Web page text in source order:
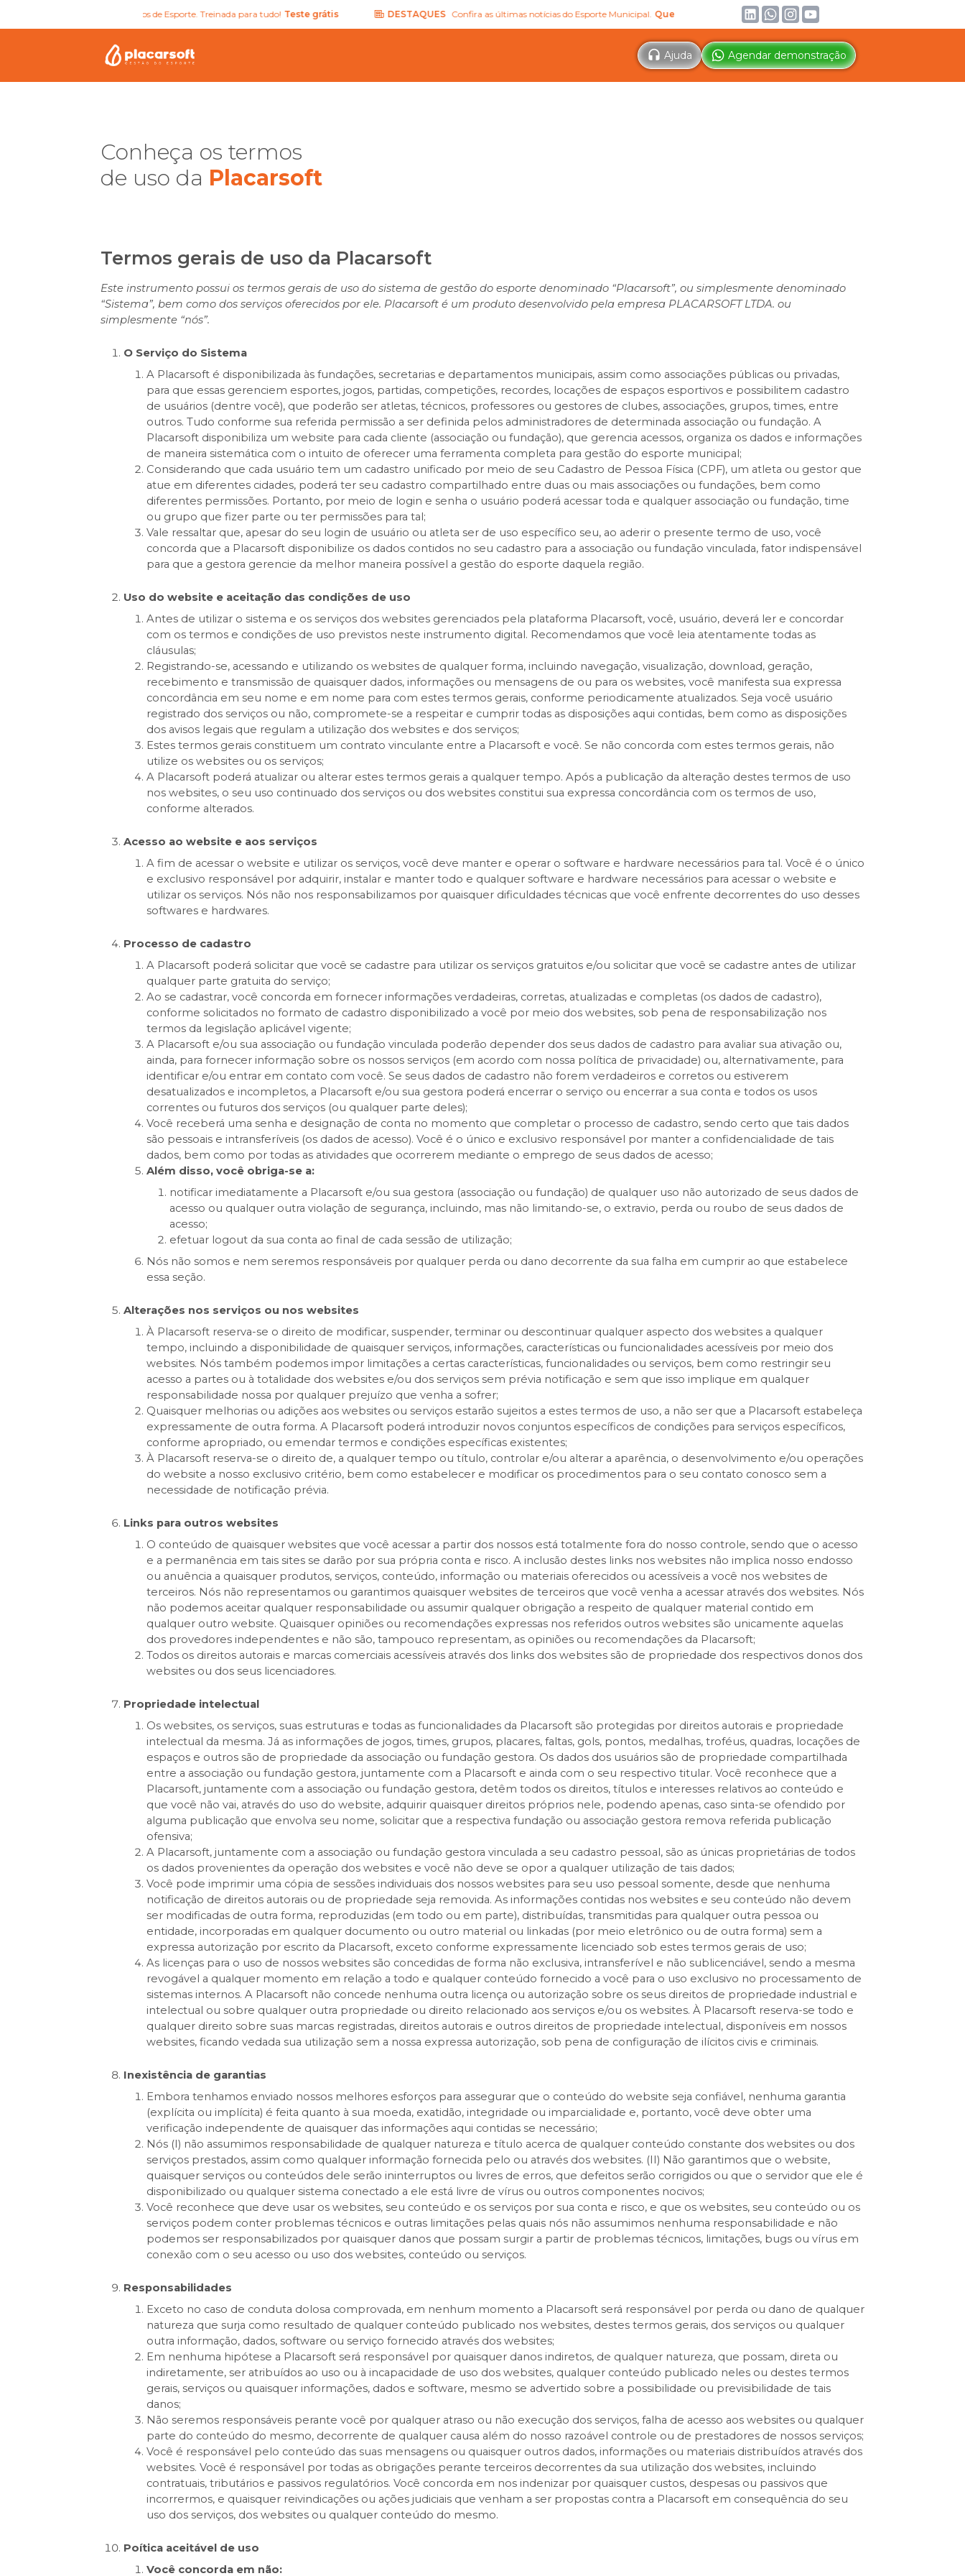
IA gratuita para Secretários de Esporte. Treinada para tudo! Teste grátis DESTAQUES Confira as últimas notícias do Esporte Municipal. Quero ler! Conheça a IA gratuita para Secretários de Esporte.
Ajuda Agendar demonstração
Conheça os termos
de uso da Placarsoft
Termos gerais de uso da Placarsoft
Este instrumento possui os termos gerais de uso do sistema de gestão do esporte denominado “Placarsoft”, ou simplesmente denominado
“Sistema”, bem como dos serviços oferecidos por ele. Placarsoft é um produto desenvolvido pela empresa PLACARSOFT LTDA. ou
simplesmente “nós”.
O Serviço do Sistema
A Placarsoft é disponibilizada às fundações, secretarias e departamentos municipais, assim como associações públicas ou privadas,
para que essas gerenciem esportes, jogos, partidas, competições, recordes, locações de espaços esportivos e possibilitem cadastro
de usuários (dentre você), que poderão ser atletas, técnicos, professores ou gestores de clubes, associações, grupos, times, entre
outros. Tudo conforme sua referida permissão a ser definida pelos administradores de determinada associação ou fundação. A
Placarsoft disponibiliza um website para cada cliente (associação ou fundação), que gerencia acessos, organiza os dados e informações
de maneira sistemática com o intuito de oferecer uma ferramenta completa para gestão do esporte municipal;
Considerando que cada usuário tem um cadastro unificado por meio de seu Cadastro de Pessoa Física (CPF), um atleta ou gestor que
atue em diferentes cidades, poderá ter seu cadastro compartilhado entre duas ou mais associações ou fundações, bem como
diferentes permissões. Portanto, por meio de login e senha o usuário poderá acessar toda e qualquer associação ou fundação, time
ou grupo que fizer parte ou ter permissões para tal;
Vale ressaltar que, apesar do seu login de usuário ou atleta ser de uso específico seu, ao aderir o presente termo de uso, você
concorda que a Placarsoft disponibilize os dados contidos no seu cadastro para a associação ou fundação vinculada, fator indispensável
para que a gestora gerencie da melhor maneira possível a gestão do esporte daquela região.
Uso do website e aceitação das condições de uso
Antes de utilizar o sistema e os serviços dos websites gerenciados pela plataforma Placarsoft, você, usuário, deverá ler e concordar
com os termos e condições de uso previstos neste instrumento digital. Recomendamos que você leia atentamente todas as
cláusulas;
Registrando-se, acessando e utilizando os websites de qualquer forma, incluindo navegação, visualização, download, geração,
recebimento e transmissão de quaisquer dados, informações ou mensagens de ou para os websites, você manifesta sua expressa
concordância em seu nome e em nome para com estes termos gerais, conforme periodicamente atualizados. Seja você usuário
registrado dos serviços ou não, compromete-se a respeitar e cumprir todas as disposições aqui contidas, bem como as disposições
dos avisos legais que regulam a utilização dos websites e dos serviços;
Estes termos gerais constituem um contrato vinculante entre a Placarsoft e você. Se não concorda com estes termos gerais, não
utilize os websites ou os serviços;
A Placarsoft poderá atualizar ou alterar estes termos gerais a qualquer tempo. Após a publicação da alteração destes termos de uso
nos websites, o seu uso continuado dos serviços ou dos websites constitui sua expressa concordância com os termos de uso,
conforme alterados.
Acesso ao website e aos serviços
A fim de acessar o website e utilizar os serviços, você deve manter e operar o software e hardware necessários para tal. Você é o único
e exclusivo responsável por adquirir, instalar e manter todo e qualquer software e hardware necessários para acessar o website e
utilizar os serviços. Nós não nos responsabilizamos por quaisquer dificuldades técnicas que você enfrente decorrentes do uso desses
softwares e hardwares.
Processo de cadastro
A Placarsoft poderá solicitar que você se cadastre para utilizar os serviços gratuitos e/ou solicitar que você se cadastre antes de utilizar
qualquer parte gratuita do serviço;
Ao se cadastrar, você concorda em fornecer informações verdadeiras, corretas, atualizadas e completas (os dados de cadastro),
conforme solicitados no formato de cadastro disponibilizado a você por meio dos websites, sob pena de responsabilização nos
termos da legislação aplicável vigente;
A Placarsoft e/ou sua associação ou fundação vinculada poderão depender dos seus dados de cadastro para avaliar sua ativação ou,
ainda, para fornecer informação sobre os nossos serviços (em acordo com nossa política de privacidade) ou, alternativamente, para
identificar e/ou entrar em contato com você. Se seus dados de cadastro não forem verdadeiros e corretos ou estiverem
desatualizados e incompletos, a Placarsoft e/ou sua gestora poderá encerrar o serviço ou encerrar a sua conta e todos os usos
correntes ou futuros dos serviços (ou qualquer parte deles);
Você receberá uma senha e designação de conta no momento que completar o processo de cadastro, sendo certo que tais dados
são pessoais e intransferíveis (os dados de acesso). Você é o único e exclusivo responsável por manter a confidencialidade de tais
dados, bem como por todas as atividades que ocorrerem mediante o emprego de seus dados de acesso;
Além disso, você obriga-se a:
notificar imediatamente a Placarsoft e/ou sua gestora (associação ou fundação) de qualquer uso não autorizado de seus dados de
acesso ou qualquer outra violação de segurança, incluindo, mas não limitando-se, o extravio, perda ou roubo de seus dados de
acesso;
efetuar logout da sua conta ao final de cada sessão de utilização;
Nós não somos e nem seremos responsáveis por qualquer perda ou dano decorrente da sua falha em cumprir ao que estabelece
essa seção.
Alterações nos serviços ou nos websites
À Placarsoft reserva-se o direito de modificar, suspender, terminar ou descontinuar qualquer aspecto dos websites a qualquer
tempo, incluindo a disponibilidade de quaisquer serviços, informações, características ou funcionalidades acessíveis por meio dos
websites. Nós também podemos impor limitações a certas características, funcionalidades ou serviços, bem como restringir seu
acesso a partes ou à totalidade dos websites e/ou dos serviços sem prévia notificação e sem que isso implique em qualquer
responsabilidade nossa por qualquer prejuízo que venha a sofrer;
Quaisquer melhorias ou adições aos websites ou serviços estarão sujeitos a estes termos de uso, a não ser que a Placarsoft estabeleça
expressamente de outra forma. A Placarsoft poderá introduzir novos conjuntos específicos de condições para serviços específicos,
conforme apropriado, ou emendar termos e condições específicas existentes;
À Placarsoft reserva-se o direito de, a qualquer tempo ou título, controlar e/ou alterar a aparência, o desenvolvimento e/ou operações
do website a nosso exclusivo critério, bem como estabelecer e modificar os procedimentos para o seu contato conosco sem a
necessidade de notificação prévia.
Links para outros websites
O conteúdo de quaisquer websites que você acessar a partir dos nossos está totalmente fora do nosso controle, sendo que o acesso
e a permanência em tais sites se darão por sua própria conta e risco. A inclusão destes links nos websites não implica nosso endosso
ou anuência a quaisquer produtos, serviços, conteúdo, informação ou materiais oferecidos ou acessíveis a você nos websites de
terceiros. Nós não representamos ou garantimos quaisquer websites de terceiros que você venha a acessar através dos websites. Nós
não podemos aceitar qualquer responsabilidade ou assumir qualquer obrigação a respeito de qualquer material contido em
qualquer outro website. Quaisquer opiniões ou recomendações expressas nos referidos outros websites são unicamente aquelas
dos provedores independentes e não são, tampouco representam, as opiniões ou recomendações da Placarsoft;
Todos os direitos autorais e marcas comerciais acessíveis através dos links dos websites são de propriedade dos respectivos donos dos
websites ou dos seus licenciadores.
Propriedade intelectual
Os websites, os serviços, suas estruturas e todas as funcionalidades da Placarsoft são protegidas por direitos autorais e propriedade
intelectual da mesma. Já as informações de jogos, times, grupos, placares, faltas, gols, pontos, medalhas, troféus, quadras, locações de
espaços e outros são de propriedade da associação ou fundação gestora. Os dados dos usuários são de propriedade compartilhada
entre a associação ou fundação gestora, juntamente com a Placarsoft e ainda com o seu respectivo titular. Você reconhece que a
Placarsoft, juntamente com a associação ou fundação gestora, detêm todos os direitos, títulos e interesses relativos ao conteúdo e
que você não vai, através do uso do website, adquirir quaisquer direitos próprios nele, podendo apenas, caso sinta-se ofendido por
alguma publicação que envolva seu nome, solicitar que a respectiva fundação ou associação gestora remova referida publicação
ofensiva;
A Placarsoft, juntamente com a associação ou fundação gestora vinculada a seu cadastro pessoal, são as únicas proprietárias de todos
os dados provenientes da operação dos websites e você não deve se opor a qualquer utilização de tais dados;
Você pode imprimir uma cópia de sessões individuais dos nossos websites para seu uso pessoal somente, desde que nenhuma
notificação de direitos autorais ou de propriedade seja removida. As informações contidas nos websites e seu conteúdo não devem
ser modificadas de outra forma, reproduzidas (em todo ou em parte), distribuídas, transmitidas para qualquer outra pessoa ou
entidade, incorporadas em qualquer documento ou outro material ou linkadas (por meio eletrônico ou de outra forma) sem a
expressa autorização por escrito da Placarsoft, exceto conforme expressamente licenciado sob estes termos gerais de uso;
As licenças para o uso de nossos websites são concedidas de forma não exclusiva, intransferível e não sublicenciável, sendo a mesma
revogável a qualquer momento em relação a todo e qualquer conteúdo fornecido a você para o uso exclusivo no processamento de
sistemas internos. A Placarsoft não concede nenhuma outra licença ou autorização sobre os seus direitos de propriedade industrial e
intelectual ou sobre qualquer outra propriedade ou direito relacionado aos serviços e/ou os websites. À Placarsoft reserva-se todo e
qualquer direito sobre suas marcas registradas, direitos autorais e outros direitos de propriedade intelectual, disponíveis em nossos
websites, ficando vedada sua utilização sem a nossa expressa autorização, sob pena de configuração de ilícitos civis e criminais.
Inexistência de garantias
Embora tenhamos enviado nossos melhores esforços para assegurar que o conteúdo do website seja confiável, nenhuma garantia
(explícita ou implícita) é feita quanto à sua moeda, exatidão, integridade ou imparcialidade e, portanto, você deve obter uma
verificação independente de quaisquer das informações aqui contidas se necessário;
Nós (I) não assumimos responsabilidade de qualquer natureza e título acerca de qualquer conteúdo constante dos websites ou dos
serviços prestados, assim como qualquer informação fornecida pelo ou através dos websites. (II) Não garantimos que o website,
quaisquer serviços ou conteúdos dele serão ininterruptos ou livres de erros, que defeitos serão corrigidos ou que o servidor que ele é
disponibilizado ou qualquer sistema conectado a ele está livre de vírus ou outros componentes nocivos;
Você reconhece que deve usar os websites, seu conteúdo e os serviços por sua conta e risco, e que os websites, seu conteúdo ou os
serviços podem conter problemas técnicos e outras limitações pelas quais nós não assumimos nenhuma responsabilidade e não
podemos ser responsabilizados por quaisquer danos que possam surgir a partir de problemas técnicos, limitações, bugs ou vírus em
conexão com o seu acesso ou uso dos websites, conteúdo ou serviços.
Responsabilidades
Exceto no caso de conduta dolosa comprovada, em nenhum momento a Placarsoft será responsável por perda ou dano de qualquer
natureza que surja como resultado de qualquer conteúdo publicado nos websites, destes termos gerais, dos serviços ou qualquer
outra informação, dados, software ou serviço fornecido através dos websites;
Em nenhuma hipótese a Placarsoft será responsável por quaisquer danos indiretos, de qualquer natureza, que possam, direta ou
indiretamente, ser atribuídos ao uso ou à incapacidade de uso dos websites, qualquer conteúdo publicado neles ou destes termos
gerais, serviços ou quaisquer informações, dados e software, mesmo se advertido sobre a possibilidade ou previsibilidade de tais
danos;
Não seremos responsáveis perante você por qualquer atraso ou não execução dos serviços, falha de acesso aos websites ou qualquer
parte do conteúdo do mesmo, decorrente de qualquer causa além do nosso razoável controle ou de prestadores de nossos serviços;
Você é responsável pelo conteúdo das suas mensagens ou quaisquer outros dados, informações ou materiais distribuídos através dos
websites. Você é responsável por todas as obrigações perante terceiros decorrentes da sua utilização dos websites, incluindo
contratuais, tributários e passivos regulatórios. Você concorda em nos indenizar por quaisquer custos, despesas ou passivos que
incorrermos, e quaisquer reivindicações ou ações judiciais que venham a ser propostas contra a Placarsoft em consequência do seu
uso dos serviços, dos websites ou qualquer conteúdo do mesmo.
Poítica aceitável de uso
Você concorda em não: